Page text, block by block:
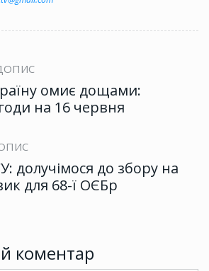
омиє дощами:
на 16 червня
долучімося до збору на
для 68-ї ОЄБр
коментар